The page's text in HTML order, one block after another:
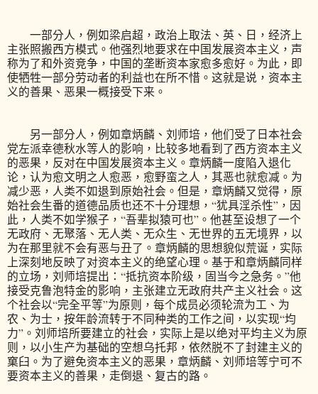
一部分人，例如梁启超，政治上取法、英、日，经济上
主张照搬西方模式。他强烈地要求在中国发展资本主义，声
称为了和外资竞争，中国的垄断资本家愈多愈好。为此，即
使牺牲一部分劳动者的利益也在所不惜。这就是说，资本主
义的善果、恶果一概接受下来。
另一部分人，例如章炳麟、刘师培，他们受了日本社会
党左派幸德秋水等人的影响，比较多地看到了西方资本主义
的恶果，反对在中国发展资本主义。章炳麟一度陷入退化
论，认为愈文明之人愈恶，愈野蛮之人，其恶也就愈减。为
减少恶，人类不如退到原始社会。但是，章炳麟又觉得，原
始社会生番的道德品质也还不十分理想，“犹具淫杀性”，因
此，人类不如学猴子，“吾辈拟猿可也”。他甚至设想了一个
无政府、无聚落、无人类、无众生、无世界的五无境界，以
为在那里就不会有恶与丑了。章炳麟的思想貌似荒诞，实际
上深刻地反映了对资本主义的绝望心理。基于和章炳麟同样
的立场，刘师培提出：“抵抗资本阶级，固当今之急务。”他
接受克鲁泡特金的影响，主张建立无政府共产主义社会。这
个社会以“完全平等”为原则，每个成员必须轮流为工、为
农、为士，按年龄流转于不同种类的工作之间，以实现“均
力”。刘师培所要建立的社会，实际上是以绝对平均主义为原
则，以小生产为基础的空想乌托邦，依然脱不了封建主义的
窠臼。为了避免资本主义的恶果，章炳麟、刘师培等宁可不
要资本主义的善果，走倒退、复古的路。